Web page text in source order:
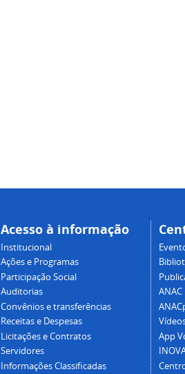
Acesso à informação
Institucional
Ações e Programas
Participação Social
Auditorias
Convênios e transferências
Receitas e Despesas
Licitações e Contratos
Servidores
Informações Classificadas
App